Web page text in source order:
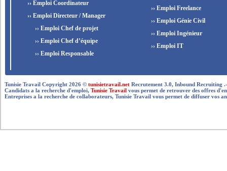
›› Emploi Coordinateur
›› Emploi Directeur / Manager
›› Emploi Chef de projet
›› Emploi Chef d’équipe
›› Emploi Responsable
›› Emploi Freelance
›› Emploi Génie Civil
›› Emploi Ingénieur
›› Emploi IT
Tunisie Travail Copyright 2026 ©tunisietravail.net Recrutement 3.0, Inbound Recruiting
Candidats a la recherche d'emploi,Tunisie Travail vous permet de retrouver des offres
Entreprises a la recherche de collaborateurs, Tunisie Travail vous permet de diffuser vos